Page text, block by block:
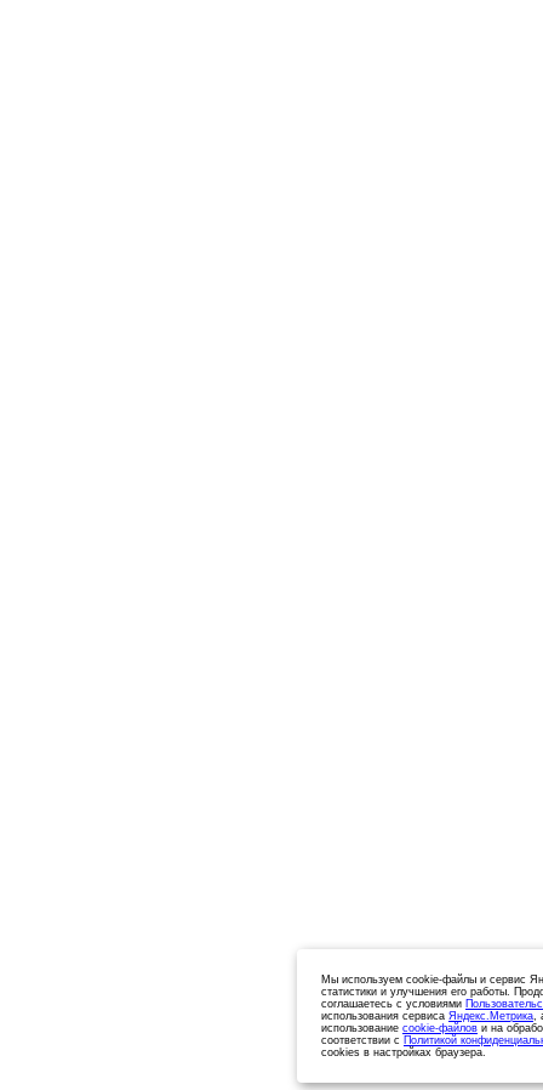
Мы используем cookie-файлы и сервис
статистики и улучшения его работы.
соглашаетесь с условиями
использования сервиса Яндекс.Метрика,
использование cookie-файлов и на
соответствии с Политикой
cookies в настройках браузера.